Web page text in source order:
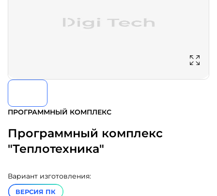
ПРОГРАММНЫЙ КОМПЛЕКС
Программный комплекс
"Теплотехника"
Вариант изготовления:
ВЕРСИЯ ПК